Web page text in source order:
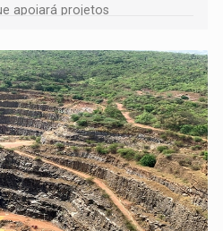
apoiará projetos
poderá ser feita até 1º de